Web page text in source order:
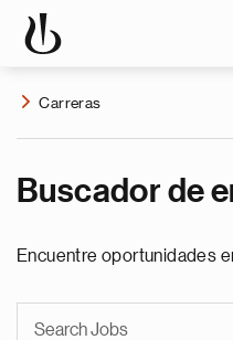
Carreras
Buscador de
Encuentre oportunidades